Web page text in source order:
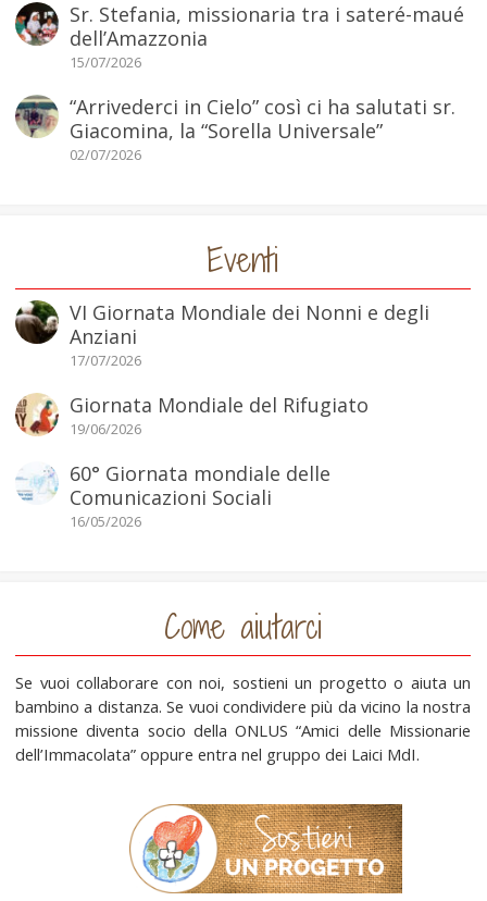
Sr. Stefania, missionaria tra i sateré-maué
dell’Amazzonia
15/07/2026
“Arrivederci in Cielo” così ci ha salutati sr.
Giacomina, la “Sorella Universale”
02/07/2026
Eventi
VI Giornata Mondiale dei Nonni e degli
Anziani
17/07/2026
Giornata Mondiale del Rifugiato
19/06/2026
60° Giornata mondiale delle
Comunicazioni Sociali
16/05/2026
Come aiutarci
Se vuoi collaborare con noi, sostieni un progetto o aiuta un
bambino a distanza. Se vuoi condividere più da vicino la nostra
missione diventa socio della ONLUS “Amici delle Missionarie
dell’Immacolata” oppure entra nel gruppo dei Laici MdI.